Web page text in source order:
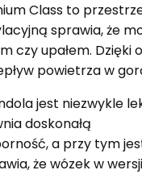
Class to
sprawia, że
czy upałem.
powietrza w
jest niezwykle
doskonałą
a przy tym
że wózek w